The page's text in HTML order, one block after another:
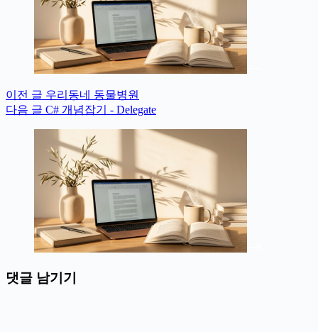
이전 글 우리동네 동물병원
다음 글 C# 개념잡기 - Delegate
댓글 남기기